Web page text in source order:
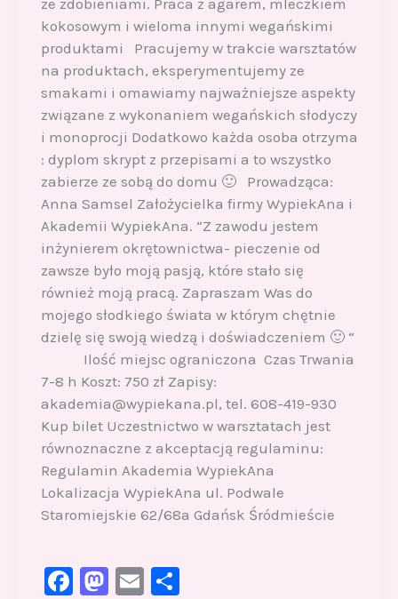
ze zdobieniami. Praca z agarem, mleczkiem
kokosowym i wieloma innymi wegańskimi
produktami Pracujemy w trakcie warsztatów
na produktach, eksperymentujemy ze
smakami i omawiamy najważniejsze aspekty
związane z wykonaniem wegańskich słodyczy
i monoprocji Dodatkowo każda osoba otrzyma
: dyplom skrypt z przepisami a to wszystko
zabierze ze sobą do domu 🙂 Prowadząca:
Anna Samsel Założycielka firmy WypiekAna i
Akademii WypiekAna. “Z zawodu jestem
inżynierem okrętownictwa- pieczenie od
zawsze było moją pasją, które stało się
również moją pracą. Zapraszam Was do
mojego słodkiego świata w którym chętnie
dzielę się swoją wiedzą i doświadczeniem 🙂 “
Ilość miejsc ograniczona Czas Trwania
7-8 h Koszt: 750 zł Zapisy:
akademia@wypiekana.pl, tel. 608-419-930
Kup bilet Uczestnictwo w warsztatach jest
równoznaczne z akceptacją regulaminu:
Regulamin Akademia WypiekAna
Lokalizacja WypiekAna ul. Podwale
Staromiejskie 62/68a Gdańsk Śródmieście
F
M E S